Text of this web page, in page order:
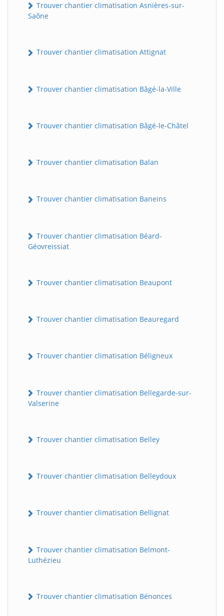
Trouver chantier climatisation Asnières-sur-
Saône
Trouver chantier climatisation Attignat
Trouver chantier climatisation Bâgé-la-Ville
Trouver chantier climatisation Bâgé-le-Châtel
Trouver chantier climatisation Balan
Trouver chantier climatisation Baneins
Trouver chantier climatisation Béard-
Géovreissiat
Trouver chantier climatisation Beaupont
Trouver chantier climatisation Beauregard
Trouver chantier climatisation Béligneux
Trouver chantier climatisation Bellegarde-sur-
Valserine
Trouver chantier climatisation Belley
Trouver chantier climatisation Belleydoux
Trouver chantier climatisation Bellignat
Trouver chantier climatisation Belmont-
Luthézieu
Trouver chantier climatisation Bénonces